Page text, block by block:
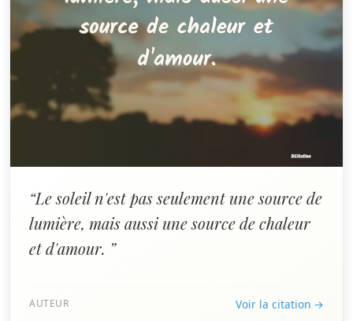
“Le soleil n'est pas seulement une source de
lumière, mais aussi une source de chaleur
et d'amour. ”
AUTEUR Voir la citation →